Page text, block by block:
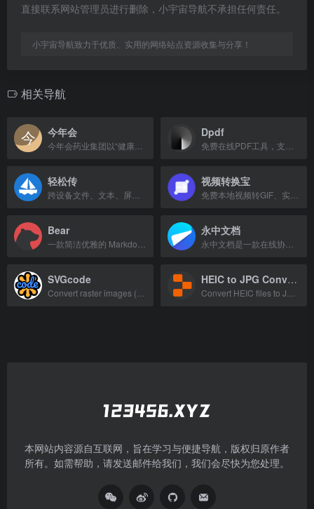
直接联系网站管理员进行删除，小宇宙导航不承担任何责任。
小宇宙导航致力于优质、实用的网络站点资源收集与分享！
相关导航
今年会 Dpdf
轻松传 视频转换宝
Bear 永中文档
SVGcode HEIC to JPG Converter
本网站内容源自互联网，旨在学习与便捷导航，版权归原作者
所有。如需帮助，请发送邮件给我们，我们会尽快为您处理。